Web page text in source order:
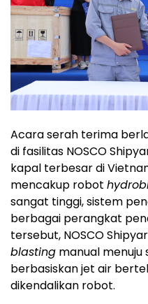
Acara serah terima
di fasilitas NOSCO
kapal terbesar di
mencakup robot
sangat tinggi, sistem
berbagai perangkat
tersebut, NOSCO
blasting manual
berbasiskan jet air
dikendalikan robot.